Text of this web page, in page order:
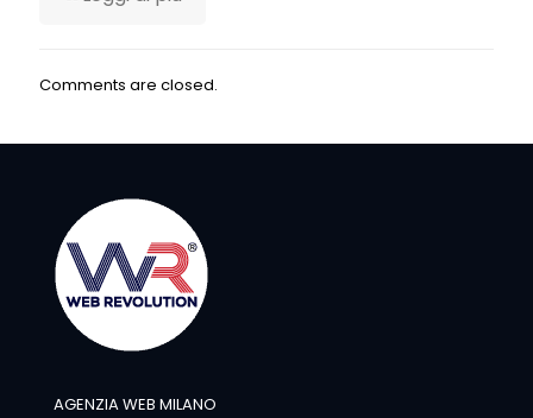
Comments are closed.
AGENZIA WEB MILANO